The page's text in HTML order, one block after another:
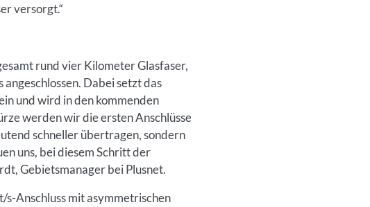
versorgt.“
rund vier Kilometer Glasfaser,
Dabei setzt das
und wird in den kommenden
werden wir die ersten Anschlüsse
schneller übertragen, sondern
uns, bei diesem Schritt der
Gebietsmanager bei Plusnet.
Anschluss mit asymmetrischen